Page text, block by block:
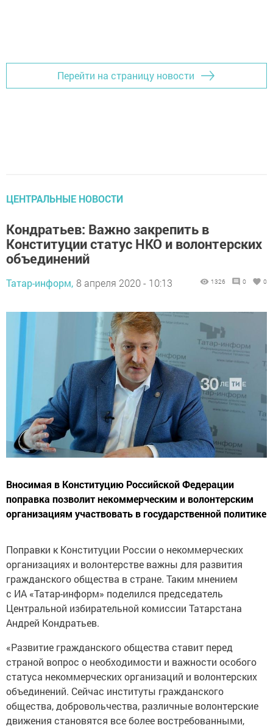
Перейти на страницу новости
ЦЕНТРАЛЬНЫЕ НОВОСТИ
Кондратьев: Важно закрепить в
Конституции статус НКО и волонтерских
объединений
Татар-информ, 8 апреля 2020 - 10:13 1326 0 0
Вносимая в Конституцию Российской Федерации
поправка позволит некоммерческим и волонтерским
организациям участвовать в государственной политике
Поправки к Конституции России о некоммерческих
организациях и волонтерстве важны для развития
гражданского общества в стране. Таким мнением
с ИА «Татар-информ» поделился председатель
Центральной избирательной комиссии Татарстана
Андрей Кондратьев.
«Развитие гражданского общества ставит перед
страной вопрос о необходимости и важности особого
статуса некоммерческих организаций и волонтерских
объединений. Сейчас институты гражданского
общества, добровольчества, различные волонтерские
движения становятся все более востребованными,